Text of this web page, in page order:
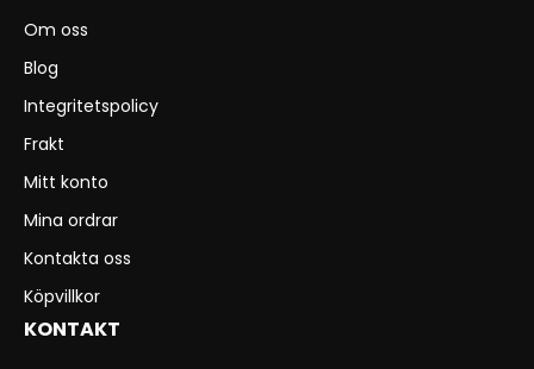
Om oss
Blog
Integritetspolicy
Frakt
Mitt konto
Mina ordrar
Kontakta oss
Köpvillkor
KONTAKT